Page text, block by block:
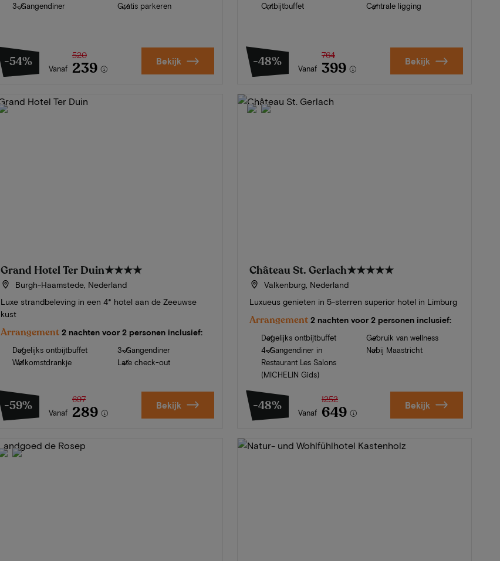
3-Gangendiner
Gratis parkeren
-54% Vanaf
520
239 Bekijk
Ontbijtbuffet
Centrale ligging
-48% Vanaf
764
399 Bekijk
Grand Hotel Ter Duin★★★★
Burgh-Haamstede, Nederland
Luxe strandbeleving in een 4* hotel aan de Zeeuwse
kust
Arrangement 2 nachten voor 2 personen inclusief:
Dagelijks ontbijtbuffet
Welkomstdrankje
3-Gangendiner
Late check-out
-59% Vanaf
697
289 Bekijk
Château St. Gerlach★★★★★
Valkenburg, Nederland
Luxueus genieten in 5-sterren superior hotel in Limburg
Arrangement 2 nachten voor 2 personen inclusief:
Dagelijks ontbijtbuffet
4-Gangendiner in
Restaurant Les Salons
(MICHELIN Gids)
Gebruik van wellness
Nabij Maastricht
-48% Vanaf
1252
649 Bekijk